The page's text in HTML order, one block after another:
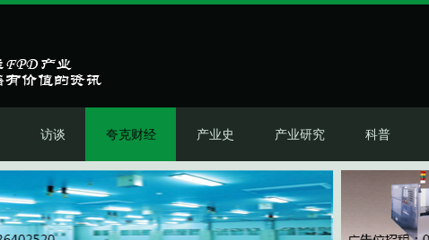
访谈 夸克财经 产业史 产业研究 科普